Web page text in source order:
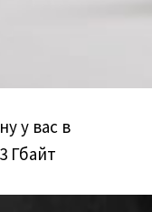
у вас в
Гбайт